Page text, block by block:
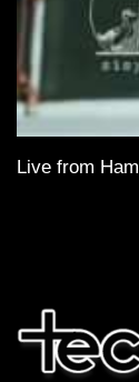
Live from